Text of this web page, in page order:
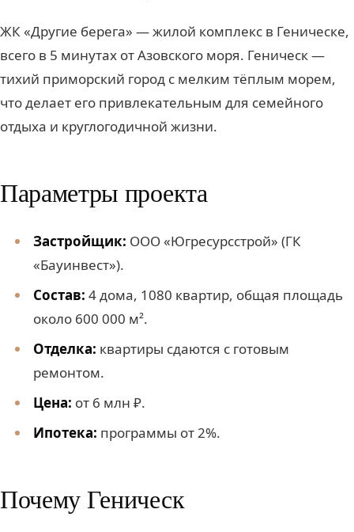
ЖК «Другие берега» — жилой комплекс в Геническе,
всего в 5 минутах от Азовского моря. Геническ —
тихий приморский город с мелким тёплым морем,
что делает его привлекательным для семейного
отдыха и круглогодичной жизни.
Параметры проекта
Застройщик: ООО «Югресурсстрой» (ГК
«Бауинвест»).
Состав: 4 дома, 1080 квартир, общая площадь
около 600 000 м².
Отделка: квартиры сдаются с готовым
ремонтом.
Цена: от 6 млн ₽.
Ипотека: программы от 2%.
Почему Геническ